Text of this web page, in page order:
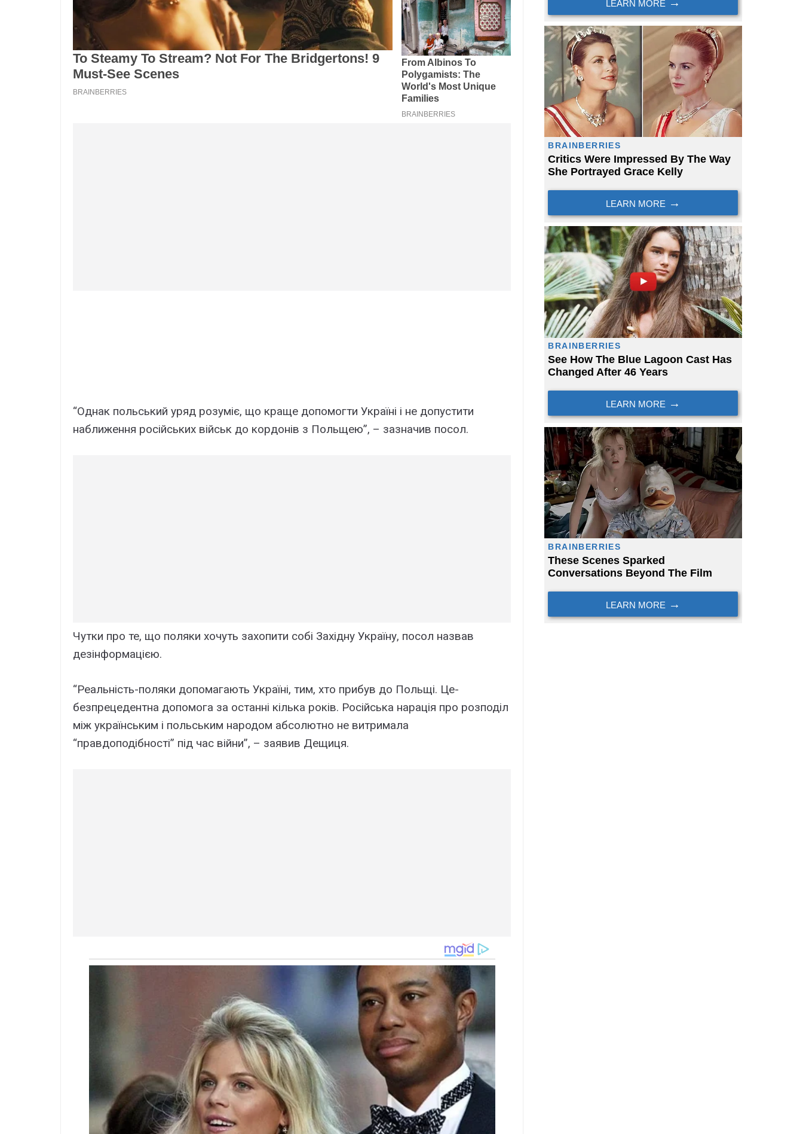
“Однак польський уряд розуміє, що краще допомогти Україні і не допустити
наближення російських військ до кордонів з Польщею”, – зазначив посол.
Чутки про те, що поляки хочуть захопити собі Західну Україну, посол назвав
дезінформацією.
“Реальність-поляки допомагають Україні, тим, хто прибув до Польщі. Це-
безпрецедентна допомога за останні кілька років. Російська нарація про розподіл
між українським і польським народом абсолютно не витримала
“правдоподібності” під час війни”, – заявив Дещиця.